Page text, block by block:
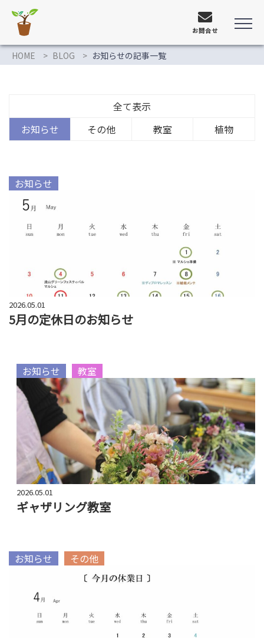
お問合せ
HOME BLOG お知らせの記事一覧
全て表示
お知らせ
その他 教室 植物
お知らせ
2026.05.01
5月の定休日のお知らせ
お知らせ 教室
2026.05.01
ギャザリング教室
お知らせ その他